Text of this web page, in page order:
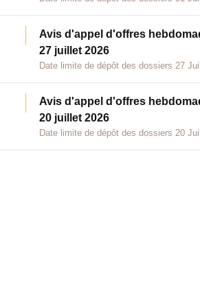
Avis d'appel d'offres
27 juillet 2026
Date limite de dépôt des dossiers 27
Avis d'appel d'offres
20 juillet 2026
Date limite de dépôt des dossiers 20